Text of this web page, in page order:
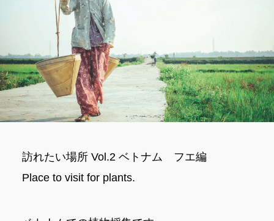
訪れたい場所 Vol.2 ベトナム フエ編
Place to visit for plants.